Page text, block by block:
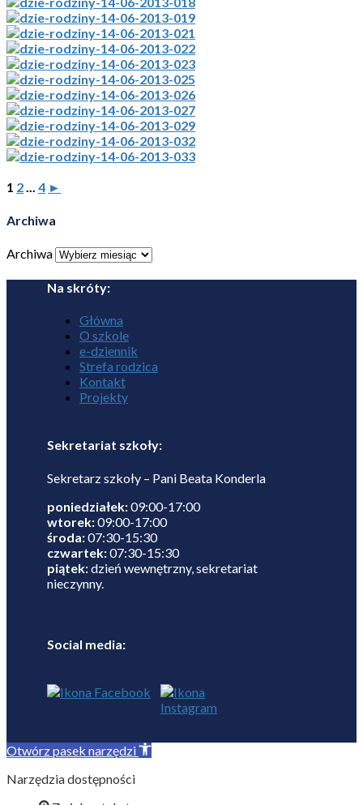
1 2... 4 ►
Archiwa
Archiwa
Na skróty:
Główna
O szkole
e-dziennik
Strefa rodzica
Kontakt
Projekty
Sekretariat szkoły:
Sekretarz szkoły – Pani Beata Konderla
poniedziałek:09:00-17:00
wtorek:09:00-17:00
środa:07:30-15:30
czwartek:07:30-15:30
piątek:dzień wewnętrzny, sekretariat
nieczynny.
Social media:
Otwórz pasek narzędzi
Narzędzia dostępności